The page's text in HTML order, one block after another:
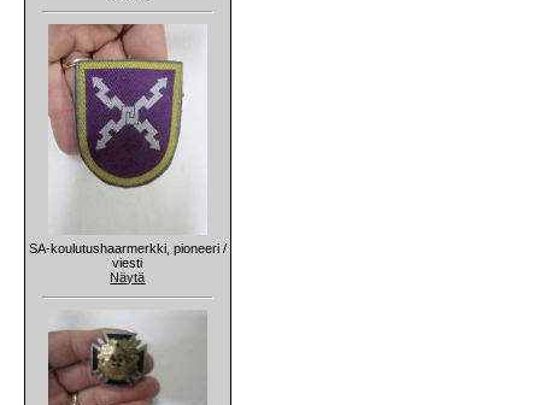
SA-koulutushaarmerkki, pioneeri /
viesti
Näytä